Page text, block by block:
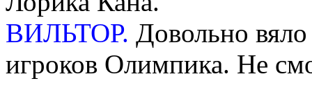
ВИЛЬТОР. Довольно
игроков Олимпика. Не